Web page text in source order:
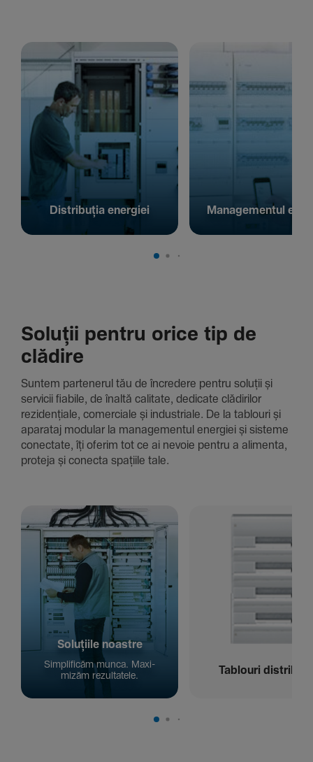
Distribuția energiei Managementul
Soluții pentru orice tip de
clădire
Suntem parte­nerul tău de încre­dere pentru soluții și
servicii fiabile, de înaltă cali­tate, dedi­cate clădi­rilor
rezi­den­țiale, comer­ciale și indus­triale. De la tablouri și
aparataj modular la managementul energiei și sisteme
conec­tate, îți oferim tot ce ai nevoie pentru a alimenta,
proteja și conecta spațiile tale.
Solu­țiile noastre
Simpli­ficăm munca. Maxi­
mizăm rezul­ta­tele.
Tablouri